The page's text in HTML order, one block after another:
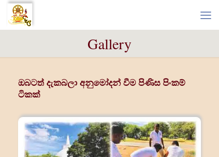
Gallery
ඔබටත් දැකබලා අනුමෝදන් වීම පිණිස පිංකම්
ටිකක්